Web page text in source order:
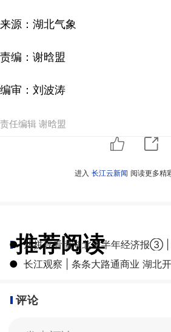
来源：湖北气象
责编：谢晗盟
编审：刘波涛
责任编辑 谢晗盟
进入 长江云新闻 阅读更多精
推荐阅读
● 从拼豆看懂湖北上半年经济报③ |
●
评论